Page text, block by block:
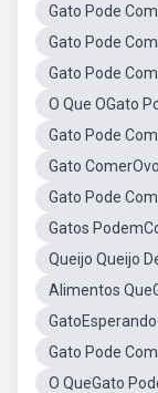
Gato Pode
Gato Pode
Gato Pode
O Que OGato
Gato Pode
Gato
Gato Pode
Gatos
Queijo Queijo
Alimentos
Gato Pode
O QueGato